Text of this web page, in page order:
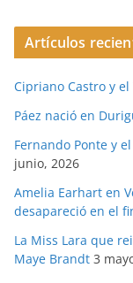
Artículos
Cipriano Castro y
Páez nació en
Fernando Ponte y
junio, 2026
Amelia Earhart en
desapareció en el
La Miss Lara que
Maye Brandt 3